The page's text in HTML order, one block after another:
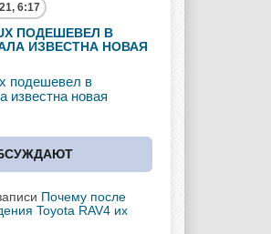
6:17
ПОДЕШЕВЕЛ В
ИЗВЕСТНА НОВАЯ
Почему после
Toyota RAV4 их